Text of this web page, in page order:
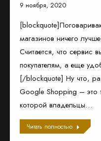
9 ноября, 2020
магазинов ничего
Считается, что сервис
покупателям, а еще
[/blockquote] Ну что,
Google Shopping – это
которой владельцы…
Читать полностью